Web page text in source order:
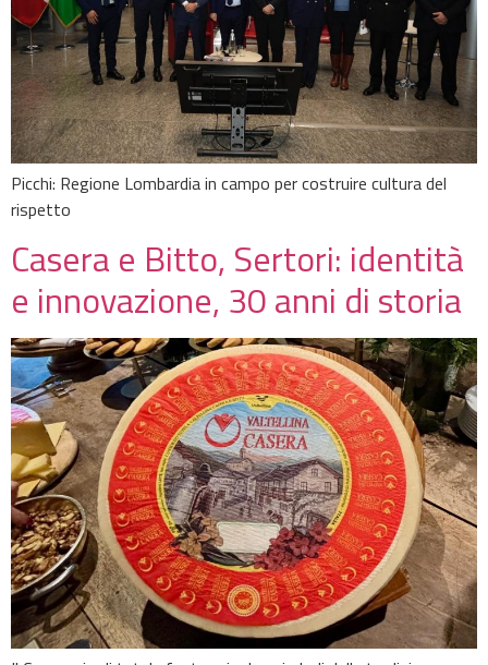
Picchi: Regione Lombardia in campo per costruire cultura del
rispetto
Casera e Bitto, Sertori: identità
e innovazione, 30 anni di storia